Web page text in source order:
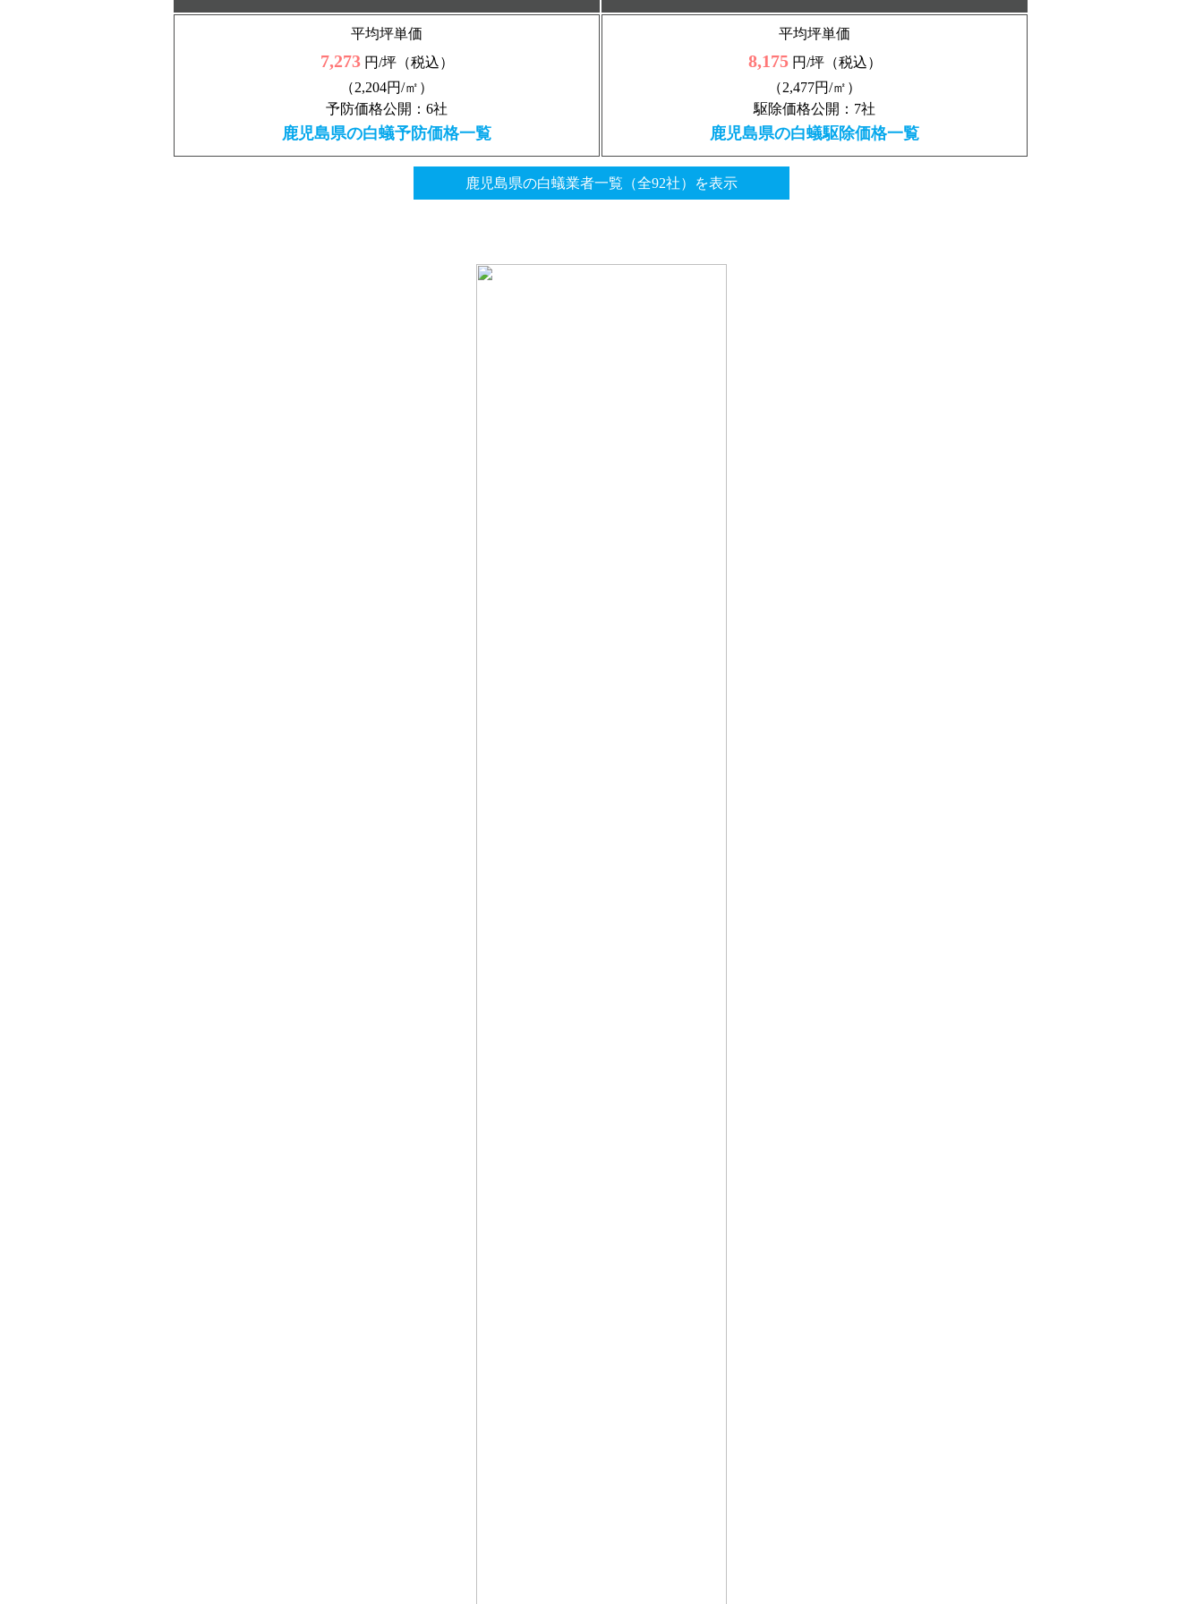
平均坪単価
7,273円/坪（税込）
（2,204円/㎡）
予防価格公開：6社
鹿児島県の白蟻予防価格一覧
平均坪単価
8,175円/坪（税込）
（2,477円/㎡）
駆除価格公開：7社
鹿児島県の白蟻駆除価格一覧
鹿児島県の白蟻業者一覧（全92社）を表示